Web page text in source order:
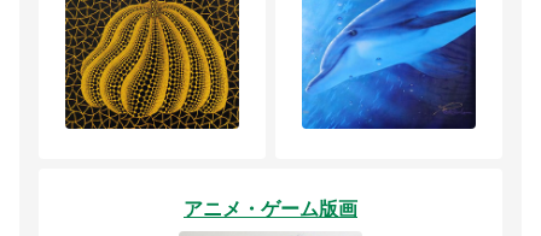
アニメ・ゲーム版画